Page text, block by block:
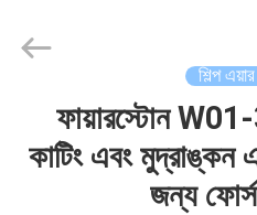
শিল্প
ফায়ারস্টোন
কাটিং এবং
জন্য